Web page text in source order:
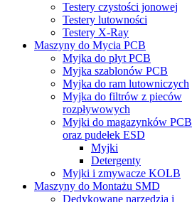
Testery czystości jonowej
Testery lutowności
Testery X-Ray
Maszyny do Mycia PCB
Myjka do płyt PCB
Myjka szablonów PCB
Myjka do ram lutowniczych
Myjka do filtrów z pieców
rozpływowych
Myjki do magazynków PCB
oraz pudełek ESD
Myjki
Detergenty
Myjki i zmywacze KOLB
Maszyny do Montażu SMD
Dedykowane narzędzia i